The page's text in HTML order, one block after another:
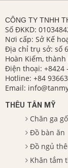
CÔNG TY TNHH
Số ĐKKD:
Nơi cấp: Sở Kế
Địa chỉ trụ sở: số
Hoàn Kiếm,
Điện thoại: +8424
Hotline: +84
Email:
THÊU TÂN MỸ
Chăn ga
Đồ bàn ăn
Đồ ngủ
Khăn tắm